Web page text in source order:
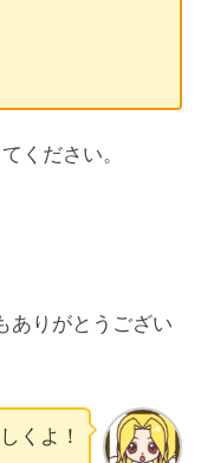
ください。
ありがとうござい
くよ！